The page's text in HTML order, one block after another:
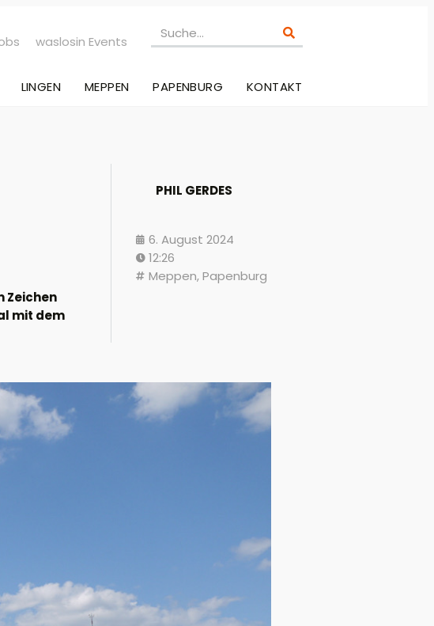
waslosin Events
LINGEN MEPPEN PAPENBURG KONTAKT
Zeichen
mit dem
PHIL GERDES
6. August 2024
12:26
Meppen,Papenburg